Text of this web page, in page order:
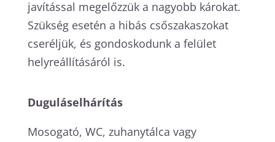
javítással megelőzzük a nagyobb károkat.
Szükség esetén a hibás csőszakaszokat
cseréljük, és gondoskodunk a felület
helyreállításáról is.
Duguláselhárítás
Mosogató, WC, zuhanytálca vagy